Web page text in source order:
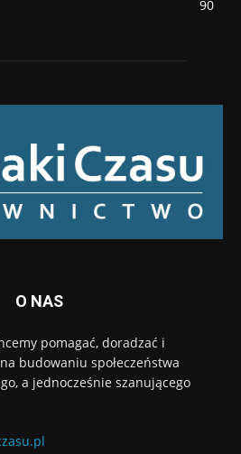
90
O NAS
pomagać, doradzać i
budowaniu społeczeństwa
a jednocześnie szanującego